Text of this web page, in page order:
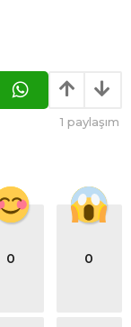
1 paylaşım
0 0